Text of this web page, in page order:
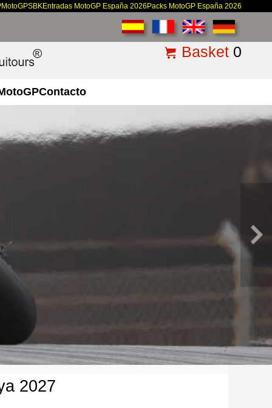
MotoGPSBKEntradas MotoGP España 2026 Packs MotoGP España 2026
Basket 0
Contacto
2027